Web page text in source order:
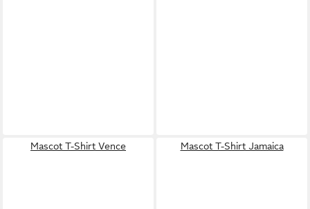
Mascot T-Shirt Vence Mascot T-Shirt Jamaica